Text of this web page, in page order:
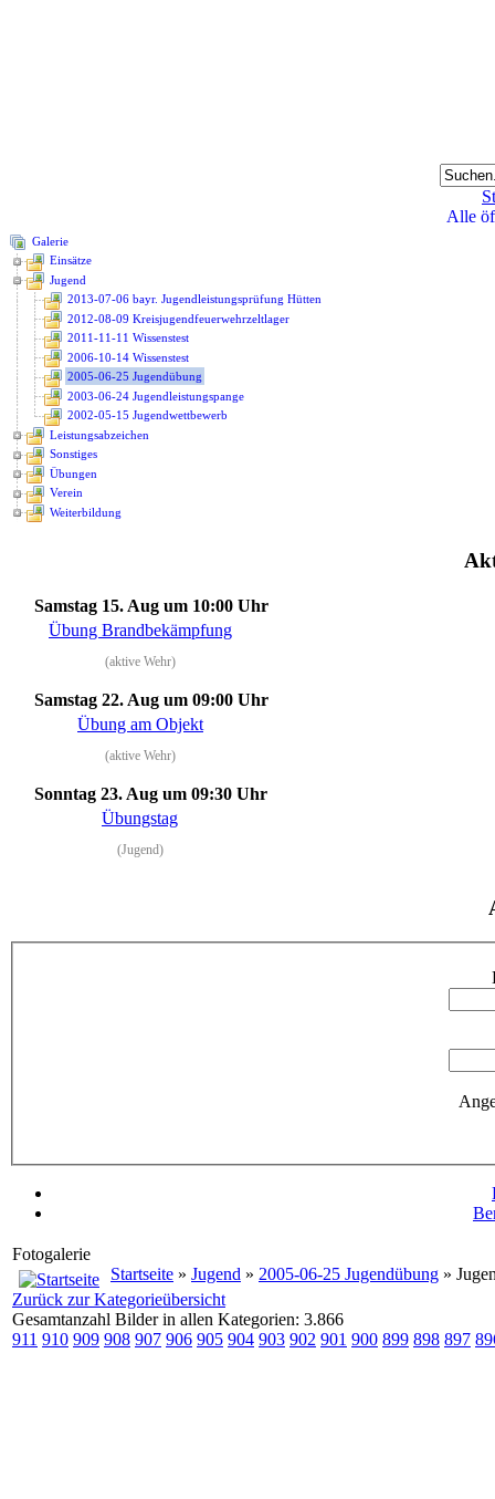
Alle
Galerie
Einsätze
Jugend
2013-07-06 bayr. Jugendleistungsprüfung Hütten
2012-08-09 Kreisjugendfeuerwehrzeltlager
2011-11-11 Wissenstest
2006-10-14 Wissenstest
2005-06-25 Jugendübung
2003-06-24 Jugendleistungspange
2002-05-15 Jugendwettbewerb
Leistungsabzeichen
Sonstiges
Übungen
Verein
Weiterbildung
Samstag 15. Aug um 10:00 Uhr
Übung Brandbekämpfung
(aktive Wehr)
Samstag 22. Aug um 09:00 Uhr
Übung am Objekt
(aktive Wehr)
Sonntag 23. Aug um 09:30 Uhr
Übungstag
(Jugend)
Fotogalerie
Startseite » Jugend » 2005-06-25 Jugendübung »
Zurück zur Kategorieübersicht
Gesamtanzahl Bilder in allen Kategorien: 3.866
911 910 909 908 907 906 905 904 903 902 901 900 899 898 897